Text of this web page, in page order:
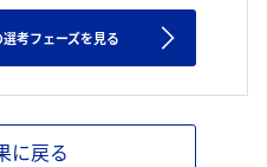
考フェーズを見る
に戻る